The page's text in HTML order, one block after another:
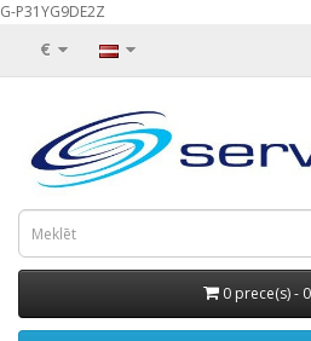
G-P31YG9DE2Z
€
0 prece(s) -